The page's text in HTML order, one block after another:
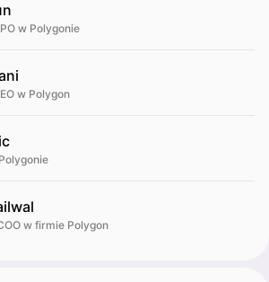
w Polygonie
w Polygon
w firmie Polygon